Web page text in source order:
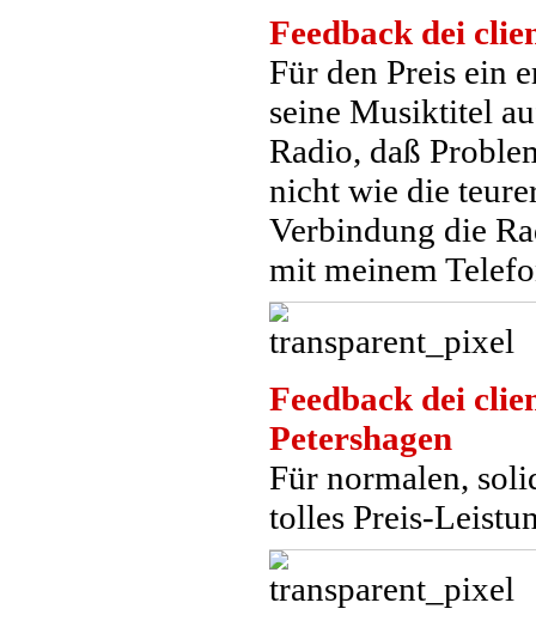
Feedback dei
Für den Preis ein
seine Musiktitel
Radio, daß
nicht wie die
Verbindung die
mit meinem
Feedback dei
Petershagen
Für normalen,
tolles Preis-